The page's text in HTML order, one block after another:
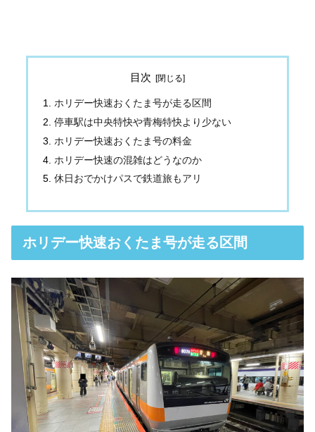
目次
ホリデー快速おくたま号が走る区間
停車駅は中央特快や青梅特快より少ない
ホリデー快速おくたま号の料金
ホリデー快速の混雑はどうなのか
休日おでかけパスで鉄道旅もアリ
ホリデー快速おくたま号が走る区間